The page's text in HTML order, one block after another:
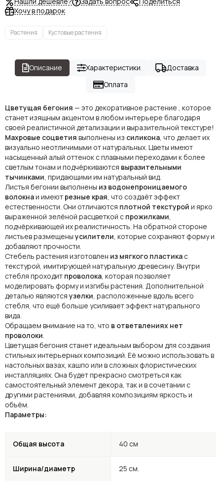
Хочу в подарок
Растения Кустовые растения
Описание Характеристики
Доставка
Оплата
Цветущая бегония — это декоративное растение , которое
станет изящным акцентом в любом интерьере благодаря
своей реалистичной детализации и выразительной текстуре!
Махровые соцветия выполнены из силикона, что делает их
визуально неотличимыми от натуральных. Цветы имеют
насыщенный алый оттенок с плавными переходами к более
светлым тонам и подчёркиваются выразительными
тычинками, придающими им натуральный вид.
Листья бегонии выполнены из водонепроницаемого
волокнаи имеют резные края, что создаёт эффект
естественности. Они отличаются плотной текстурой и ярко
выраженной зелёной расцветкой с прожилками,
подчёркивающей их реалистичность. На обратной стороне
листьев размещены усилители, которые сохраняют форму и
добавляют прочности.
Стебель растения изготовлен из мягкого пластика с
текстурой, имитирующей натуральную древесину. Внутри
стебля проходит проволока, которая позволяет
моделировать форму и изгибы растения. Дополнительной
деталью являются узелки, расположенные вдоль всего
стебля, что ещё больше усиливает эффект натурального
вида.
Обращаем внимание на то, что в ответвлениях нет
проволоки.
Цветущая бегония станет идеальным выбором для создания
стильных интерьерных композиций. Её можно использовать в
настольных вазах, кашпо или в сложных флористических
инсталляциях. Она будет прекрасно смотреться как
самостоятельный элемент декора, так и в сочетании с
другими растениями, добавляя композициям яркость и
объём.
Параметры:
Общая высота 40 см
Ширина/диаметр 25 см.